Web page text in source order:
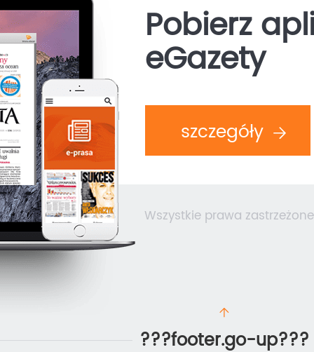
Pobierz
eGazety
szczegóły
Wszystkie prawa
???footer.go-up???